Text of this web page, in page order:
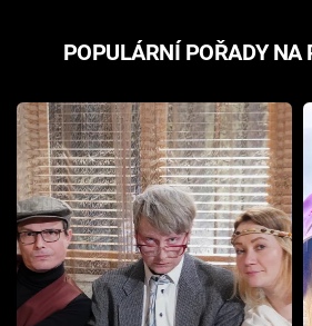
POPULÁRNÍ POŘADY NA